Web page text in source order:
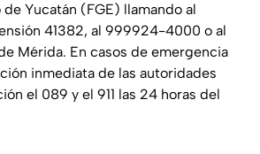
Yucatán (FGE) llamando al
41382, al 999924-4000 o al
Mérida. En casos de emergencia
inmediata de las autoridades
el 089 y el 911 las 24 horas del